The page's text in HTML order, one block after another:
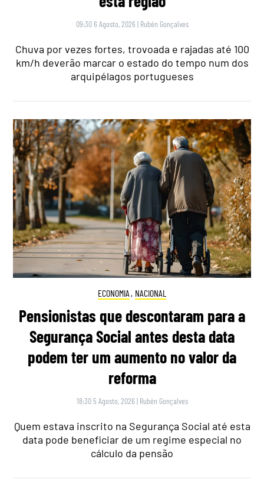
09:30 6 Agosto, 2026 | Rubén Gonçalves
Chuva por vezes fortes, trovoada e rajadas até 100
km/h deverão marcar o estado do tempo num dos
arquipélagos portugueses
ECONOMIA , NACIONAL
Pensionistas que descontaram para a
Segurança Social antes desta data
podem ter um aumento no valor da
reforma
18:30 5 Agosto, 2026 | Rubén Gonçalves
Quem estava inscrito na Segurança Social até esta
data pode beneficiar de um regime especial no
cálculo da pensão